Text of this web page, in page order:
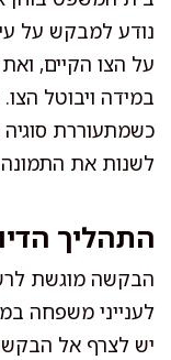
נודע למבקש על
על הצו הקיים,
במידה ויבוטל
כשמתעוררת
לשנות את
התהליך
הבקשה מוגשת
לענייני משפחה
יש לצרף אל